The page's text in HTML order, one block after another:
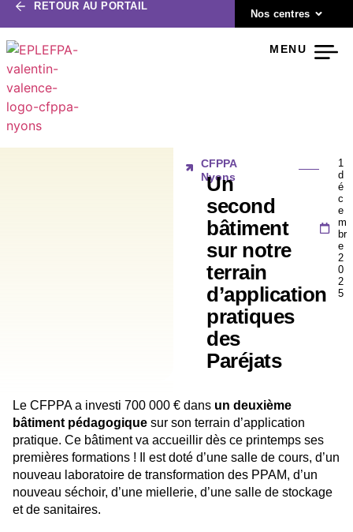
RETOUR AU PORTAIL
Nos centres
MENU
CFPPA
Nyons
Un
second
bâtiment
sur notre
terrain
d’application
pratiques
des
Paréjats
1
d
é
c
e
m
br
e
2
0
2
5
Le CFPPA a investi 700 000 € dans un deuxième
bâtiment pédagogique sur son terrain d’application
pratique. Ce bâtiment va accueillir dès ce printemps ses
premières formations ! Il est doté d’une salle de cours, d’un
nouveau laboratoire de transformation des PPAM, d’un
nouveau séchoir, d’une miellerie, d’une salle de stockage
et de sanitaires.